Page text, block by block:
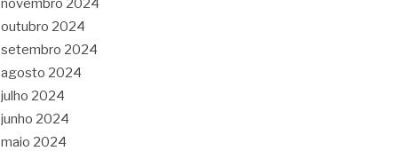
outubro 2024
setembro 2024
agosto 2024
julho 2024
junho 2024
maio 2024